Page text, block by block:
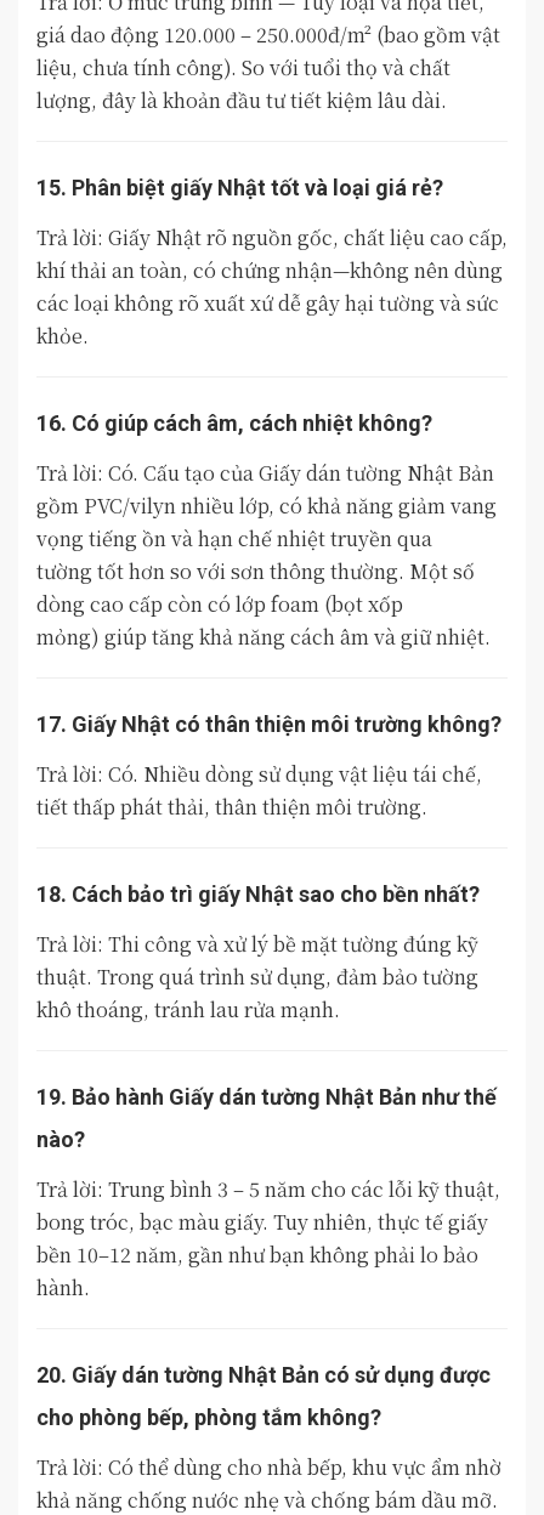
giá dao động 120.000 – 250.000đ/m² (bao gồm vật
liệu, chưa tính công). So với tuổi thọ và chất
lượng, đây là khoản đầu tư tiết kiệm lâu dài.
15. Phân biệt giấy Nhật tốt và loại giá rẻ?
Trả lời: Giấy Nhật rõ nguồn gốc, chất liệu cao cấp,
khí thải an toàn, có chứng nhận—không nên dùng
các loại không rõ xuất xứ dễ gây hại tường và sức
khỏe.
16. Có giúp cách âm, cách nhiệt không?
Trả lời: Có. Cấu tạo của Giấy dán tường Nhật Bản
gồm PVC/vilyn nhiều lớp, có khả năng giảm vang
vọng tiếng ồn và hạn chế nhiệt truyền qua
tường tốt hơn so với sơn thông thường. Một số
dòng cao cấp còn có lớp foam (bọt xốp
mỏng) giúp tăng khả năng cách âm và giữ nhiệt.
17. Giấy Nhật có thân thiện môi trường không?
Trả lời: Có. Nhiều dòng sử dụng vật liệu tái chế,
tiết thấp phát thải, thân thiện môi trường.
18. Cách bảo trì giấy Nhật sao cho bền nhất?
Trả lời: Thi công và xử lý bề mặt tường đúng kỹ
thuật. Trong quá trình sử dụng, đảm bảo tường
khô thoáng, tránh lau rửa mạnh.
19. Bảo hành Giấy dán tường Nhật Bản như thế
nào?
Trả lời: Trung bình 3 – 5 năm cho các lỗi kỹ thuật,
bong tróc, bạc màu giấy. Tuy nhiên, thực tế giấy
bền 10–12 năm, gần như bạn không phải lo bảo
hành.
20. Giấy dán tường Nhật Bản có sử dụng được
cho phòng bếp, phòng tắm không?
Trả lời: Có thể dùng cho nhà bếp, khu vực ẩm nhờ
khả năng chống nước nhẹ và chống bám dầu mỡ.